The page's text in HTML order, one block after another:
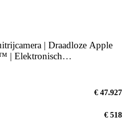
| Draadloze Apple
| Elektronisch
€ 47.927
€ 518